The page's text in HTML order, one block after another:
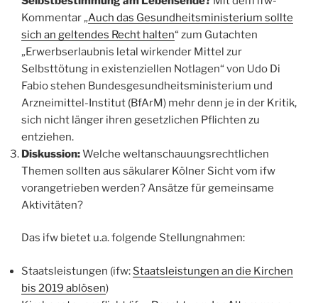
Kommentar „Auch das Gesundheitsministerium sollte
sich an geltendes Recht halten“ zum Gutachten
„Erwerbserlaubnis letal wirkender Mittel zur
Selbsttötung in existenziellen Notlagen“ von Udo Di
Fabio stehen Bundesgesundheitsministerium und
Arzneimittel-Institut (BfArM) mehr denn je in der Kritik,
sich nicht länger ihren gesetzlichen Pflichten zu
entziehen.
Diskussion:Welche weltanschauungsrechtlichen
Themen sollten aus säkularer Kölner Sicht vom ifw
vorangetrieben werden? Ansätze für gemeinsame
Aktivitäten?
Das ifw bietet u.a. folgende Stellungnahmen:
Staatsleistungen (ifw: Staatsleistungen an die Kirchen
bis 2019 ablösen)